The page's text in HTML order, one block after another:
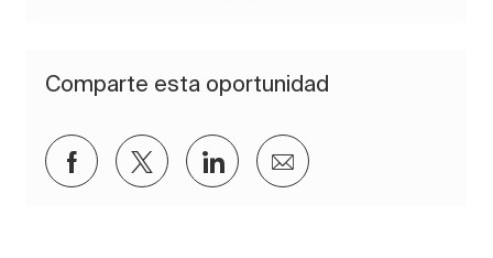
Comparte esta oportunidad
Compartir a través de Facebook
Compartir a través de twitter
Compartir a través de
Compartir por